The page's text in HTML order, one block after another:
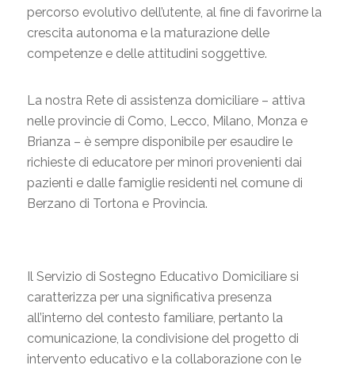
percorso evolutivo dell’utente, al fine di favorirne la
crescita autonoma e la maturazione delle
competenze e delle attitudini soggettive.
La nostra Rete di assistenza domiciliare – attiva
nelle provincie di Como, Lecco, Milano, Monza e
Brianza – è sempre disponibile per esaudire le
richieste di educatore per minori provenienti dai
pazienti e dalle famiglie residenti nel comune di
Berzano di Tortona e Provincia.
Il Servizio di Sostegno Educativo Domiciliare si
caratterizza per una significativa presenza
all’interno del contesto familiare, pertanto la
comunicazione, la condivisione del progetto di
intervento educativo e la collaborazione con le